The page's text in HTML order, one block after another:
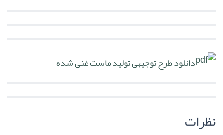
دانلود طرح توجیهی تولید ماست غنی شده
نظرات